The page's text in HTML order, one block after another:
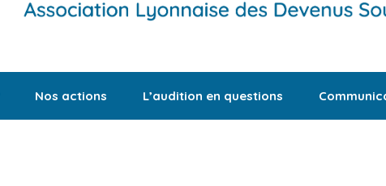
Nos actions L’audition en questions